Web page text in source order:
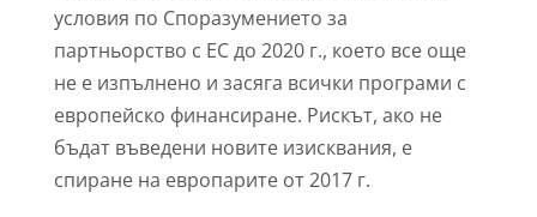
условия по Споразумението за
партньорство с ЕС до 2020 г., което все още
не е изпълнено и засяга всички програми с
европейско финансиране. Рискът, ако не
бъдат въведени новите изисквания, е
спиране на европарите от 2017 г.